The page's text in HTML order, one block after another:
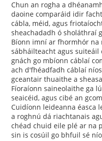
Chun an rogha a
daoine comparáid idir
cábla, méid, agus
sheachadadh ó sholáthraí
Bíonn imní ar fhormhór na
sábháilteacht agus suiteáil
gnách go mbíonn cáblaí
ach d'fhéadfadh cáblaí
gceantair thuaithe a
Fíoraíonn saineolaithe ga
seaicéid, agus cibé an
Cuidíonn leideanna éasca
a roghnú dá riachtanais
chéad chuid eile plé ar na
sin is cosúil go bhfuil sé